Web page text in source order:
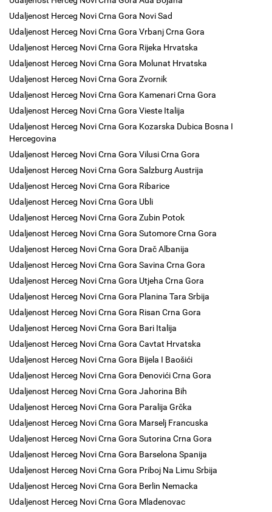
Udaljenost Herceg Novi Crna Gora Novi Sad
Udaljenost Herceg Novi Crna Gora Vrbanj Crna Gora
Udaljenost Herceg Novi Crna Gora Rijeka Hrvatska
Udaljenost Herceg Novi Crna Gora Molunat Hrvatska
Udaljenost Herceg Novi Crna Gora Zvornik
Udaljenost Herceg Novi Crna Gora Kamenari Crna Gora
Udaljenost Herceg Novi Crna Gora Vieste Italija
Udaljenost Herceg Novi Crna Gora Kozarska Dubica Bosna I
Hercegovina
Udaljenost Herceg Novi Crna Gora Vilusi Crna Gora
Udaljenost Herceg Novi Crna Gora Salzburg Austrija
Udaljenost Herceg Novi Crna Gora Ribarice
Udaljenost Herceg Novi Crna Gora Ubli
Udaljenost Herceg Novi Crna Gora Zubin Potok
Udaljenost Herceg Novi Crna Gora Sutomore Crna Gora
Udaljenost Herceg Novi Crna Gora Drač Albanija
Udaljenost Herceg Novi Crna Gora Savina Crna Gora
Udaljenost Herceg Novi Crna Gora Utjeha Crna Gora
Udaljenost Herceg Novi Crna Gora Planina Tara Srbija
Udaljenost Herceg Novi Crna Gora Risan Crna Gora
Udaljenost Herceg Novi Crna Gora Bari Italija
Udaljenost Herceg Novi Crna Gora Cavtat Hrvatska
Udaljenost Herceg Novi Crna Gora Bijela I Baošići
Udaljenost Herceg Novi Crna Gora Đenovići Crna Gora
Udaljenost Herceg Novi Crna Gora Jahorina Bih
Udaljenost Herceg Novi Crna Gora Paralija Grčka
Udaljenost Herceg Novi Crna Gora Marselj Francuska
Udaljenost Herceg Novi Crna Gora Sutorina Crna Gora
Udaljenost Herceg Novi Crna Gora Barselona Spanija
Udaljenost Herceg Novi Crna Gora Priboj Na Limu Srbija
Udaljenost Herceg Novi Crna Gora Berlin Nemacka
Udaljenost Herceg Novi Crna Gora Mladenovac